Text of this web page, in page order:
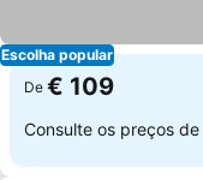
Escolha popular
De € 109
Consulte os preços de